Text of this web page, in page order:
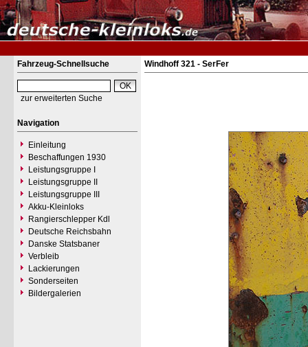
Fahrzeug-Schnellsuche
zur erweiterten Suche
Navigation
Einleitung
Beschaffungen 1930
Leistungsgruppe I
Leistungsgruppe II
Leistungsgruppe III
Akku-Kleinloks
Rangierschlepper Kdl
Deutsche Reichsbahn
Danske Statsbaner
Verbleib
Lackierungen
Sonderseiten
Bildergalerien
Windhoff 321 - SerFer